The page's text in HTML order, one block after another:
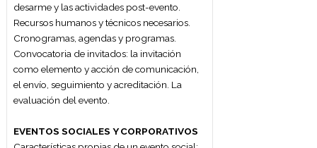
donde se elabora: Catering en instalaciones
y catering exterior. Formas de distribución
del catering. Concepto y modalidad de
banquetes. Composición del menú.
Objetivos a alcanzar en el planeamiento.
Cálculo de cantidades de alimentos y
organización. Hoja de ruta. Timing.